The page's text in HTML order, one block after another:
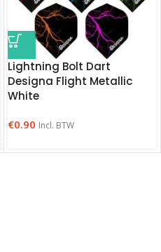
Lightning Bolt Dart
Designa Flight Metallic
White
€0.90 Incl. BTW